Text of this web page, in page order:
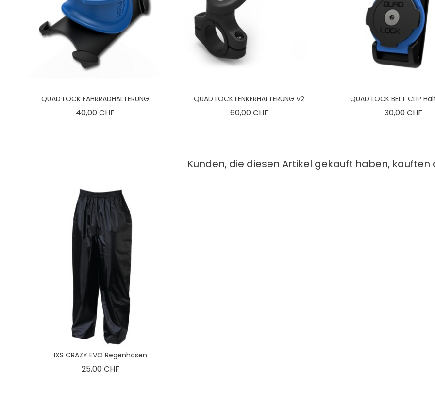
QUAD LOCK FAHRRADHALTERUNG
40,00 CHFPreis
QUAD LOCK LENKERHALTERUNG V2
60,00 CHFPreis
QUAD LOCK BELT CLIP
30,00 CHF
Kunden, die diesen Artikel gekauft haben, kauften
IXS CRAZY EVO Regenhosen
25,00 CHF